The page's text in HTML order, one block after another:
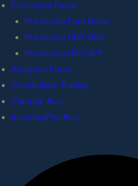
Prévisions Forex
Prévisions Euro Dollar
Prévisions GBP/USD
Prévisions USD/JPY
Analyses Forex
Vocabulaire Trading
Vantage Avis
InvestingPro Avis